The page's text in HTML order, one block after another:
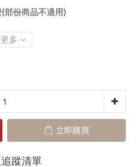
部份商品不適用)
多
立即購買
蹤清單